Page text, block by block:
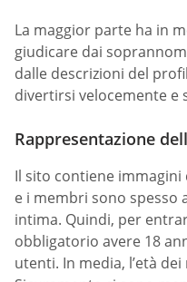
La maggior parte ha in
giudicare dai
dalle descrizioni del
divertirsi velocemente e
Rappresentazione
Il sito contiene
e i membri sono spesso
intima. Quindi, per
obbligatorio avere 18
utenti. In media, l’età